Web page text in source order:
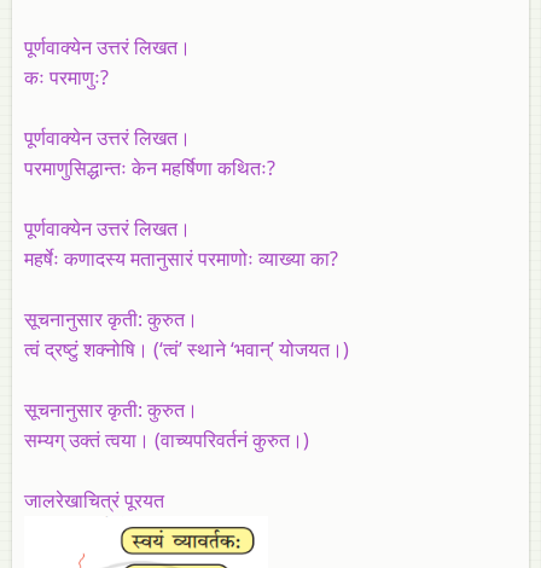
पूर्णवाक्येन उत्तरं लिखत।
कः परमाणुः?
पूर्णवाक्येन उत्तरं लिखत।
परमाणुसिद्धान्तः केन महर्षिणा कथितः?
पूर्णवाक्येन उत्तरं लिखत।
महर्षेः कणादस्य मतानुसारं परमाणोः व्याख्या का?
सूचनानुसार कृती: कुरुत।
त्वं द्रष्टुं शक्नोषि। (‘त्वं’ स्थाने ‘भवान्’ योजयत।)
सूचनानुसार कृती: कुरुत।
सम्यग् उक्तं त्वया। (वाच्यपरिवर्तनं कुरुत।)
जालरेखाचित्रं पूरयत